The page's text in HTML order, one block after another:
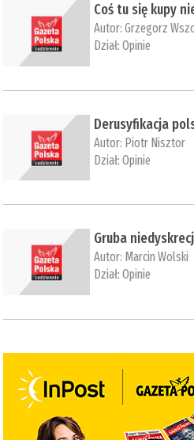
Coś tu się kupy
Autor:Grzegorz
Dział:Opinie
Derusyfikacja
Autor: Piotr Nisztor
Dział:Opinie
Gruba
Autor: Marcin Wolski
Dział:Opinie